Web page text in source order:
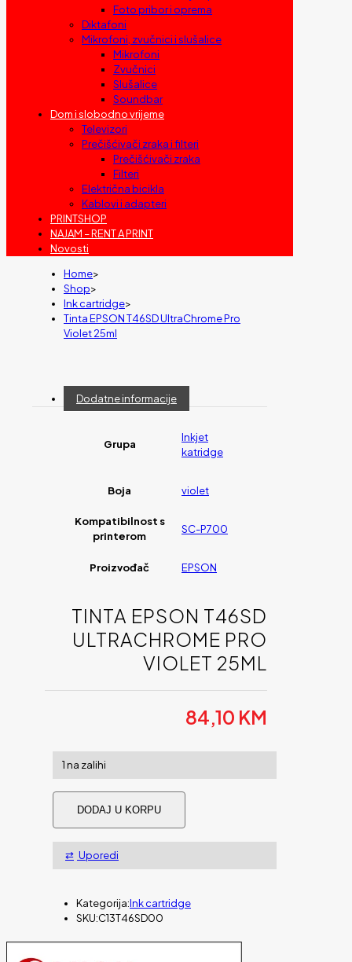
Foto pribor i oprema
Diktafoni
Mikrofoni, zvučnici i slušalice
Mikrofoni
Zvučnici
Slušalice
Soundbar
Dom i slobodno vrijeme
Televizori
Prečišćivači zraka i filteri
Prečišćivači zraka
Filteri
Električna bicikla
Kablovi i adapteri
PRINTSHOP
NAJAM – RENT A PRINT
Novosti
Home>
Shop>
Ink cartridge>
Tinta EPSON T46SD UltraChrome Pro
Violet 25ml
Dodatne informacije
Grupa
Inkjet
katridge
Boja violet
Kompatibilnost s
printerom
SC-P700
Proizvođač EPSON
TINTA EPSON T46SD
ULTRACHROME PRO
VIOLET 25ML
84,10 KM
1 na zalihi
Tinta
EPSON
T46SD
UltraChrome
Pro
Violet
količina
DODAJ U KORPU
Uporedi
Kategorija:Ink cartridge
SKU:C13T46SD00